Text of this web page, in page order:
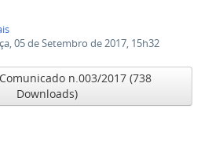
05 de Setembro de 2017, 15h32
n.003/2017 (738
Downloads)